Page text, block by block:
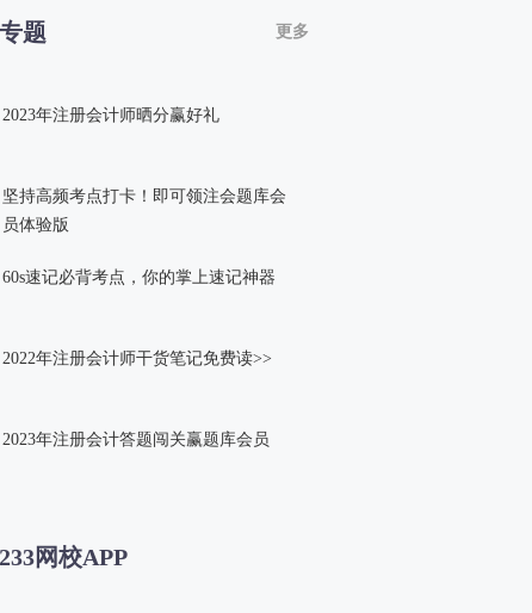
题 更多
2023年注册会计师晒分赢好礼
坚持高频考点打卡！即可领注会题库会
员体验版
60s速记必背考点，你的掌上速记神器
2022年注册会计师干货笔记免费读>>
2023年注册会计答题闯关赢题库会员
网校APP